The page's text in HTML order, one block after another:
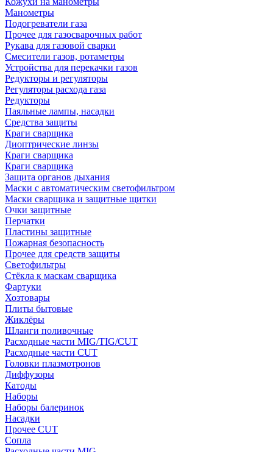
Манометры
Подогреватели газа
Прочее для газосварочных работ
Рукава для газовой сварки
Смесители газов, ротаметры
Устройства для перекачки газов
Редукторы и регуляторы
Регуляторы расхода газа
Редукторы
Паяльные лампы, насадки
Средства защиты
Краги сварщика
Диоптрические линзы
Краги сварщика
Краги сварщика
Защита органов дыхания
Маски с автоматическим светофильтром
Маски сварщика и защитные щитки
Очки защитные
Перчатки
Пластины защитные
Пожарная безопасность
Прочее для средств защиты
Светофильтры
Стёкла к маскам сварщика
Фартуки
Хозтовары
Плиты бытовые
Жиклёры
Шланги поливочные
Расходные части MIG/TIG/CUT
Расходные части CUT
Головки плазмотронов
Диффузоры
Катоды
Наборы
Наборы балеринок
Насадки
Прочее CUT
Сопла